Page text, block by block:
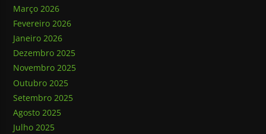
Março 2026
Fevereiro 2026
Janeiro 2026
Dezembro 2025
Novembro 2025
Outubro 2025
Setembro 2025
Agosto 2025
Julho 2025